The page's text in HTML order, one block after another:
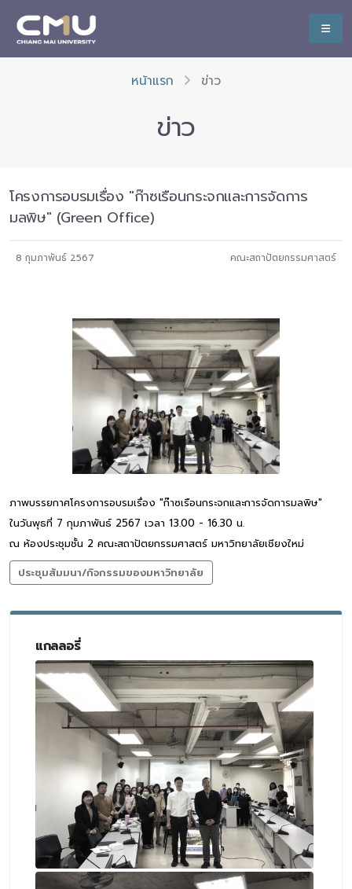
หน้าแรก ข่าว
ข่าว
โครงการอบรมเรื่อง "ก๊าซเรือนกระจกและการจัดการ
มลพิษ" (Green Office)
8 กุมภาพันธ์ 2567 คณะสถาปัตยกรรมศาสตร์
ภาพบรรยกาศโครงการอบรมเรื่อง "ก๊าซเรือนกระจกและการจัดการมลพิษ"
ในวันพุธที่ 7 กุมภาพันธ์ 2567 เวลา 13.00 - 16.30 น.
ณ ห้องประชุมชั้น 2 คณะสถาปัตยกรรมศาสตร์ มหาวิทยาลัยเชียงใหม่
ประชุมสัมมนา/กิจกรรมของมหาวิทยาลัย
แกลลอรี่